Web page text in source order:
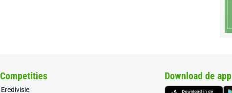
Competities
Eredivisie
Download de app